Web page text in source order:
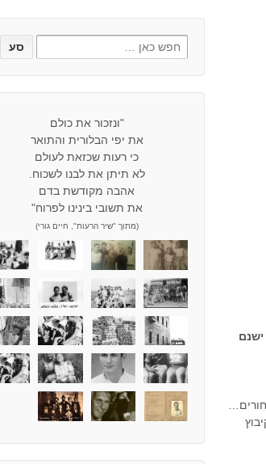
"ונזכור את כולם
את יפי הבלורית והתואר
כי רעות שכזאת לעולם
לא תיתן את לבנו לשכוח.
אהבה מקודשת בדם
את תשובי בינינו לפרוח"
(מתוך "שיר הרעות", חיים גורי)